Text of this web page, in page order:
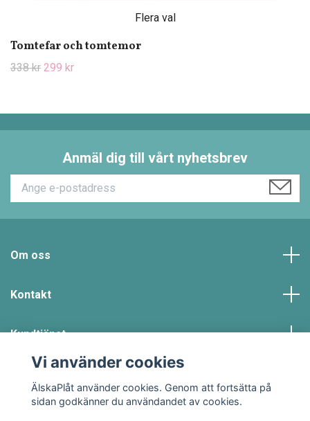
Flera val
Tomtefar och tomtemor
338 kr 299 kr
Anmäl dig till vårt nyhetsbrev
Om oss
Kontakt
Kundtjänst
Vi använder cookies
ÄlskaPlåt använder cookies. Genom att fortsätta på
sidan godkänner du användandet av cookies.